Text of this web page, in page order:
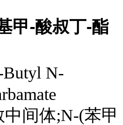
甲-酸叔丁-酯
Butyl N-
间体;N-(苯甲